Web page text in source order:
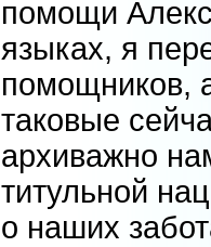
помощи
языках, я
помощников,
таковые
архиважно
титульной
о наших